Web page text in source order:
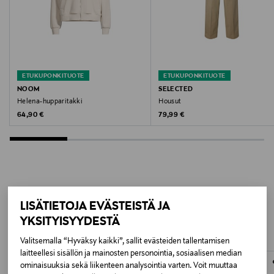
LISÄTIETOJA EVÄSTEISTÄ JA
YKSITYISYYDESTÄ
Valitsemalla “Hyväksy kaikki”, sallit evästeiden tallentamisen
laitteellesi sisällön ja mainosten personointia, sosiaalisen median
ominaisuuksia sekä liikenteen analysointia varten. Voit muuttaa
Valmistusmaa
Kiina
Valmistajan tuotenumero
Valmistaja
Lindex Group Oyj
Valmistajan osoite
Stockmann, Lindex Group Oyj, Aleksanterinkatu 52 B,
PL 220, 00101, Helsinki, Finland
ETUKUPONKITUOTE
NOOM
Helena-hupparitakki
Original Price
64,90 €
ETUKUPONKITUOTE
SELECTED
Housut
Original Price
79,99 €
LISÄÄ KIINNOSTAVIA
TUOTTEITA